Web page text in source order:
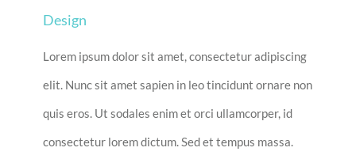
Design
Lorem ipsum dolor sit amet, consectetur adipiscing
elit. Nunc sit amet sapien in leo tincidunt ornare non
quis eros. Ut sodales enim et orci ullamcorper, id
consectetur lorem dictum. Sed et tempus massa.